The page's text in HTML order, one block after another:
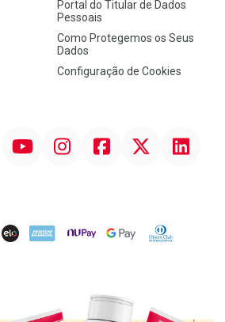
Portal do Titular de Dados
Pessoais
Como Protegemos os Seus
Dados
Configuração de Cookies
InstagramFacebook Linkedin
ELO AMEX NuPay Google PayDiners Club
Destaque